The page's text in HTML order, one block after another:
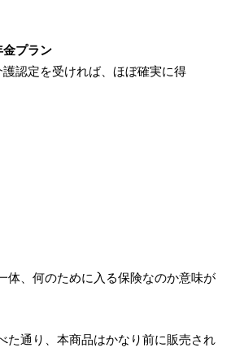
プラン
認定を受ければ、ほぼ確実に得
体、何のために入る保険なのか意味が
た通り、本商品はかなり前に販売され